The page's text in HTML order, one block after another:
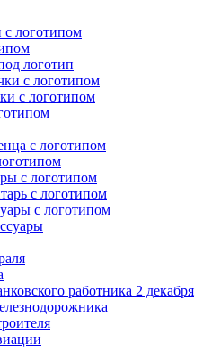
с логотипом
логотип
с логотипом
с логотипом
с логотипом
с логотипом
с логотипом
с логотипом
работника 2 декабря